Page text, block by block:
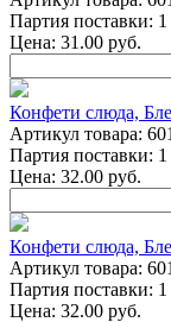
Партия поставки:
Цена: 31.00 руб.
Конфети слюда,
Артикул товара:
Партия поставки:
Цена: 32.00 руб.
Конфети слюда,
Артикул товара:
Партия поставки:
Цена: 32.00 руб.